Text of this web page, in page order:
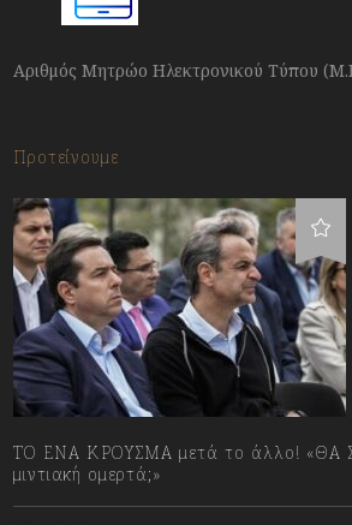
Αριθμός Μητρώο Ηλεκτρονικού Τύπου
Προτείνουμε
ΤΟ ΕΝΑ ΚΡΟΥΣΜΑ μετά το άλλο! «ΘΑ
μιντιακή ομερτά;»